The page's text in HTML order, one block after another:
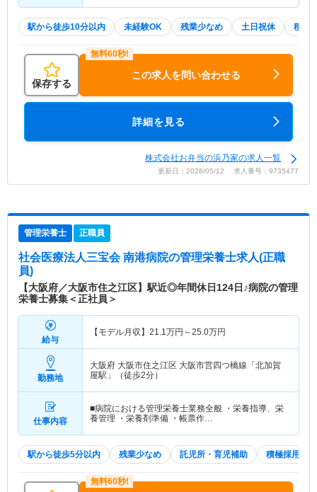
駅から徒歩10分以内 未経験OK 残業少なめ 土日祝休 積極
保存する
この求人を問い合わせる
詳細を見る
株式会社お弁当の浜乃家の求人一覧
更新日：2026/05/12 求人番号：9735477
管理栄養士 正職員
社会医療法人三宝会 南港病院の管理栄養士求人(正職
員)
【大阪府／大阪市住之江区】駅近◎年間休日124日♪病院の管理
栄養士募集＜正社員＞
給与
【モデル月収】 21.1万円～25.0万円
勤務地
大阪府 大阪市住之江区 大阪市営四つ橋線「北加賀
屋駅」（徒歩2分）
仕事内容
■病院における管理栄養士業務全般 ・栄養指導、栄
養管理 ・栄養剤準備 ・帳票作…
駅から徒歩5分以内 残業少なめ 託児所・育児補助 積極採用中